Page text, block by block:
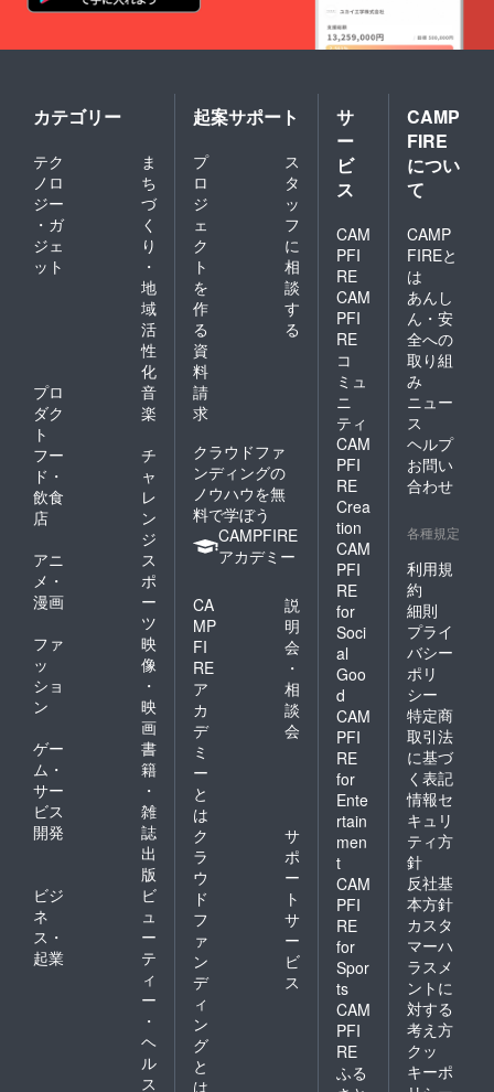
いはで
で、ご
了承く
ださ
い。
※予約受
付期間
など、
定して
いるお
店の営
業シス
テムが
将来変
更にな
る可能
性があ
りま
す。変
更に
なった
場合
も、優
遇が維
るよう
ます。
カテゴリー
テク
ノロ
ジー
・ガ
ジェ
ット
ま
ち
づ
く
り
・
地
域
活
性
化
プロ
ダク
ト
音
楽
フー
ド・
飲食
店
チ
ャ
レ
ン
ジ
アニ
メ・
漫画
ス
ポ
ー
ツ
ファ
ッ
ショ
ン
映
像
・
映
画
ゲー
ム・
サー
ビス
開発
書
籍
・
雑
誌
出
版
ビジ
ネ
ス・
起業
ビ
ュ
ー
テ
ィ
ー
・
ヘ
ル
ス
起案サポート
プ
ロ
ジ
ェ
ク
ト
を
作
る
ス
タ
ッ
フ
に
相
談
す
る
資
料
請
求
クラウドファ
ンディングの
ノウハウを無
料で学ぼう
CAMPFIRE
アカデミー
CA
MP
FI
RE
ア
カ
デ
ミ
ー
と
は
説
明
会
・
相
談
会
ク
ラ
ウ
ド
フ
ァ
ン
デ
ィ
ン
グ
と
は
サ
ポ
ー
ト
サ
ー
ビ
ス
サ
ー
ビ
ス
CAM
PFI
RE
CAM
PFI
RE
コ
ミュ
ニ
ティ
CAM
PFI
RE
Crea
tion
CAM
PFI
RE
for
Soci
al
Goo
d
CAM
PFI
RE
for
Ente
rtain
men
t
CAM
PFI
RE
for
Spor
ts
CAM
PFI
RE
ふる
CAMP
FIRE
につい
て
CAMP
FIREと
は
あんし
ん・安
全への
取り組
み
ニュー
ス
ヘルプ
お問い
合わせ
各種規定
利用規
約
細則
プライ
バシー
ポリ
シー
特定商
取引法
に基づ
く表記
情報セ
キュリ
ティ方
針
反社基
本方針
カスタ
マーハ
ラスメ
ントに
対する
考え方
クッ
キーポ